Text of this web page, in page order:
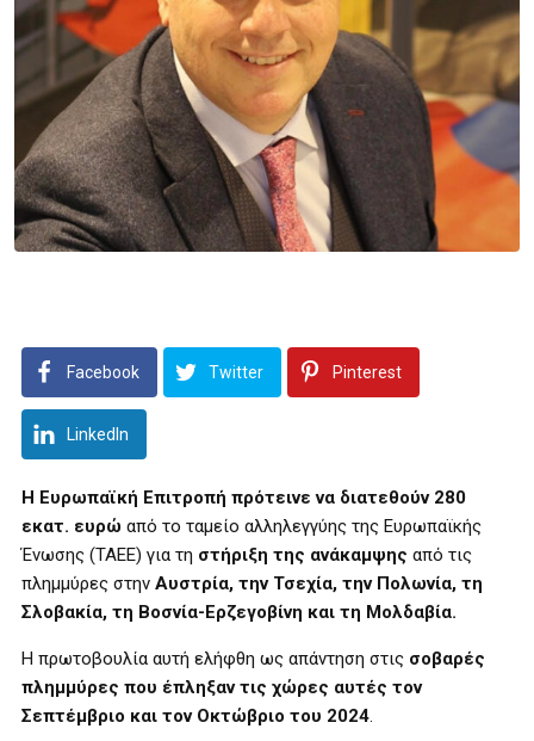
Facebook Twitter Pinterest
LinkedIn
Η Ευρωπαϊκή Επιτροπή πρότεινε να διατεθούν 280
εκατ. ευρώ από το ταμείο αλληλεγγύης της Ευρωπαϊκής
Ένωσης (ΤΑΕΕ) για τη στήριξη της ανάκαμψης από τις
πλημμύρες στην Αυστρία, την Τσεχία, την Πολωνία, τη
Σλοβακία, τη Βοσνία-Ερζεγοβίνη και τη Μολδαβία.
Η πρωτοβουλία αυτή ελήφθη ως απάντηση στις σοβαρές
πλημμύρες που έπληξαν τις χώρες αυτές τον
Σεπτέμβριο και τον Οκτώβριο του 2024.